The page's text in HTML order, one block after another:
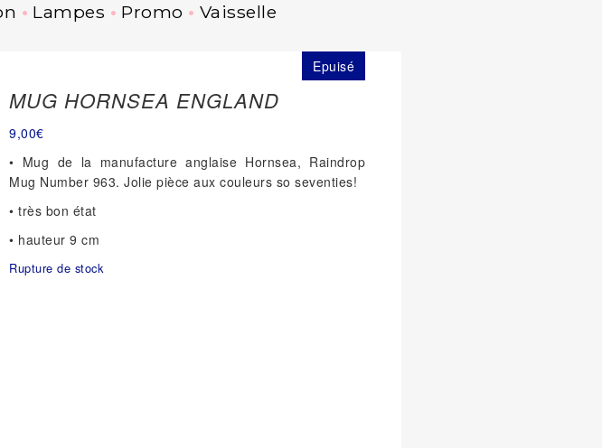
Lampes Promo Vaisselle
Epuisé
MUG HORNSEA ENGLAND
9,00€
• Mug de la manufacture anglaise Hornsea, Raindrop
Mug Number 963. Joliepièce aux couleurs so seventies!
• très bon état
• hauteur 9 cm
Rupture de stock